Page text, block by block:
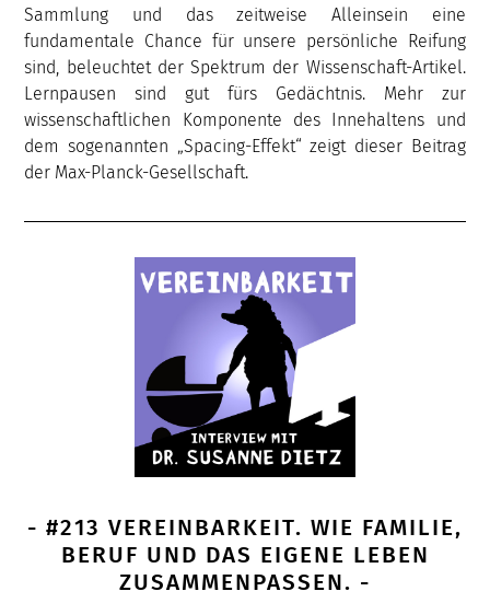
Sammlung und das zeitweise Alleinsein eine
fundamentale Chance für unsere persönliche Reifung
sind, beleuchtet der Spektrum der Wissenschaft-Artikel.
Lernpausen sind gut fürs Gedächtnis. Mehr zur
wissenschaftlichen Komponente des Innehaltens und
dem sogenannten „Spacing-Effekt“ zeigt dieser Beitrag
der Max-Planck-Gesellschaft.
- #213 VEREINBARKEIT. WIE FAMILIE,
BERUF UND DAS EIGENE LEBEN
ZUSAMMENPASSEN. -